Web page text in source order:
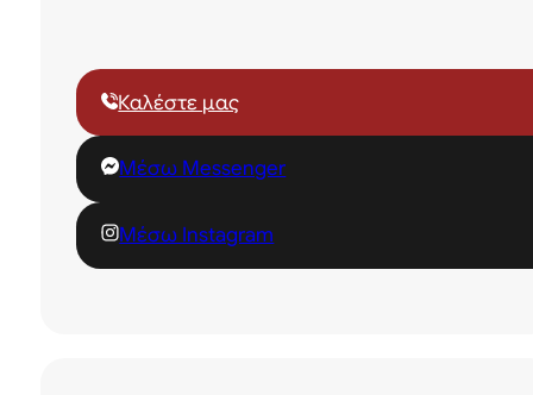
Καλέστε μας
Μέσω Messenger
Μέσω Instagram